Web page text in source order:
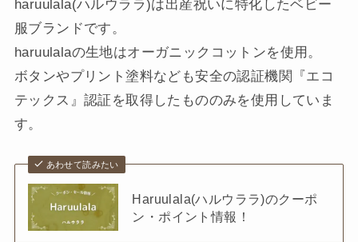
haruulala(ハルウララ)は出産祝いに特化したベビー
服ブランドです。
haruulalaの生地はオーガニックコットンを使用。
ボタンやプリント塗料なども安全の認証機関『エコ
テックス』認証を取得したもののみを使用していま
す。
あわせて読みたい
Haruulala(ハルウララ)のクーポ
ン・ポイント情報！